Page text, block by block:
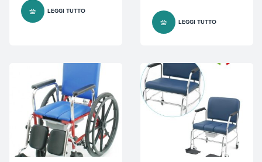
LEGGI TUTTO
LEGGI TUTTO